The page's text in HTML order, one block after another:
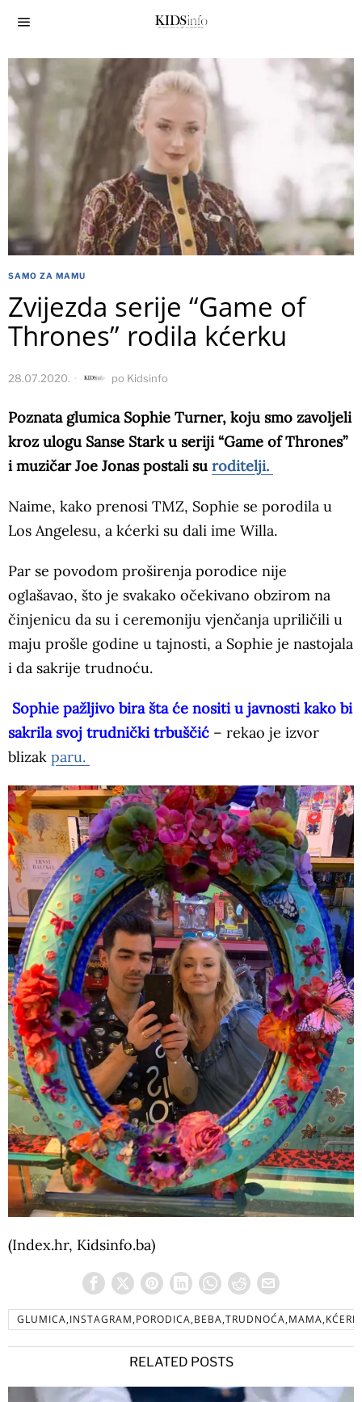
SAMO ZA MAMU
Zvijezda serije “Game of
Thrones” rodila kćerku
28.07.2020. po Kidsinfo
Poznata glumica Sophie Turner, koju smo zavoljeli
kroz ulogu Sanse Stark u seriji “Game of Thrones”
i muzičar Joe Jonas postali su roditelji.
Naime, kako prenosi TMZ, Sophie se porodila u
Los Angelesu, a kćerki su dali ime Willa.
Par se povodom proširenja porodice nije
oglašavao, što je svakako očekivano obzirom na
činjenicu da su i ceremoniju vjenčanja upriličili u
maju prošle godine u tajnosti, a Sophie je nastojala
i da sakrije trudnoću.
Sophie pažljivo bira šta će nositi u javnosti kako bi
sakrila svoj trudnički trbuščić – rekao je izvor
blizak paru.
(Index.hr, Kidsinfo.ba)
RELATED POSTS